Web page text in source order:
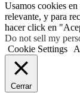
Usamos cookies
relevante, y para
hacer click en
Do not sell my
Cookie Settings
Cerrar